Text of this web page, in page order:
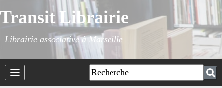
Transit Librairie
Librairie associative à Marseille